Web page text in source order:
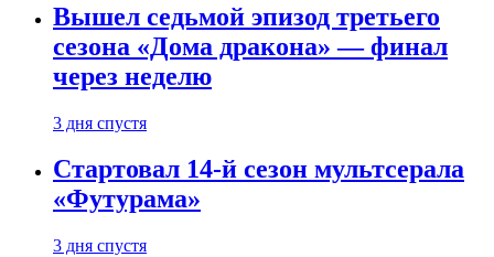
Вышел седьмой эпизод третьего
сезона «Дома дракона» — финал
через неделю
3 дня спустя
Стартовал 14-й сезон мультсерала
«Футурама»
3 дня спустя